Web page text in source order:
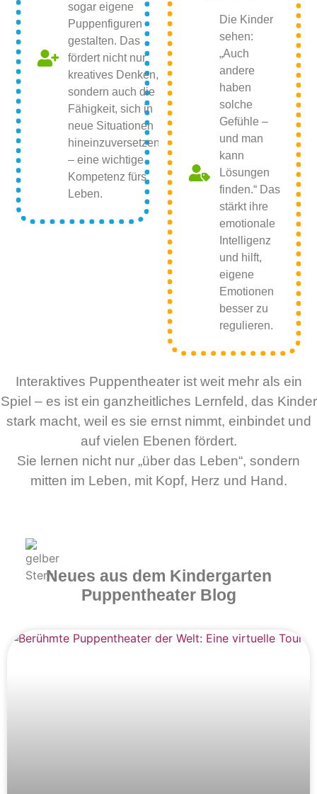
sogar eigene
Puppenfiguren
gestalten. Das
fördert nicht nur
kreatives Denken,
sondern auch die
Fähigkeit, sich in
neue Situationen
hineinzuversetzen
– eine wichtige
Kompetenz fürs
Leben.
Die Kinder
sehen:
„Auch
andere
haben
solche
Gefühle –
und man
kann
Lösungen
finden.“ Das
stärkt ihre
emotionale
Intelligenz
und hilft,
eigene
Emotionen
besser zu
regulieren.
Interaktives Puppentheater ist weit mehr als ein
Spiel – es ist ein ganzheitliches Lernfeld, das Kinder
stark macht, weil es sie ernst nimmt, einbindet und
auf vielen Ebenen fördert.
Sie lernen nicht nur „über das Leben“, sondern
mitten im Leben, mit Kopf, Herz und Hand.
Neues aus dem Kindergarten
Puppentheater Blog